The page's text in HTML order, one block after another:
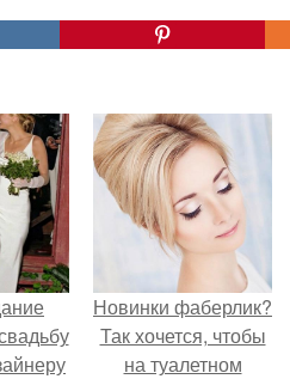
Новинки фаберлик?
Так хочется, чтобы
на туалетном